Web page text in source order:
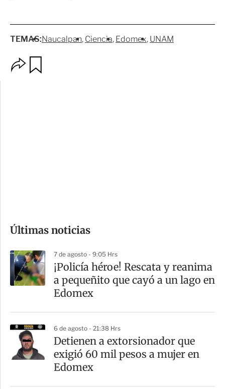
TEMAS:Naucalpan Ciencia Edomex UNAM
m
a
r
t
Últimas noticias
7 de agosto - 9:05 Hrs
¡Policía héroe! Rescata y reanima
a pequeñito que cayó a un lago en
Edomex
6 de agosto - 21:38 Hrs
Detienen a extorsionador que
exigió 60 mil pesos a mujer en
Edomex